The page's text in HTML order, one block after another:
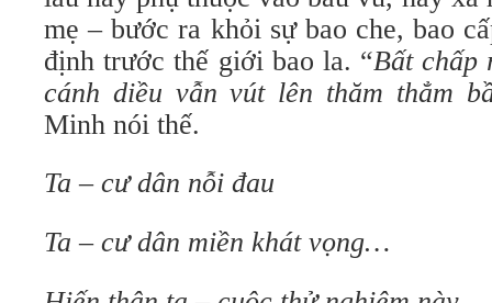
mẹ – bước ra khỏi sự bao che, bao
định trước thế giới bao la. “Bất chấp
cánh diều vẫn vút lên thăm thẳm
Minh nói thế.
Ta – cư dân nỗi đau
Ta – cư dân miền khát vọng…